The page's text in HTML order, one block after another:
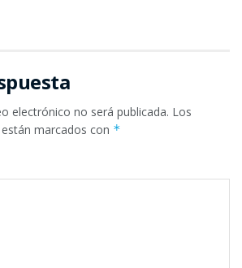
electrónico no será publicada. Los
marcados con *